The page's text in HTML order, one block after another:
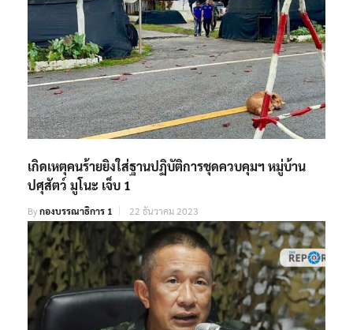
เกิดเหตุคนร้ายยิงใส่ฐานปฏิบัติการชุดควบคุมฯ หมู่บ้าน
ปศุสัตว์ มูโนะ เจ็บ 1
Byกองบรรณาธิการ 1 22 ธันวาคม 2023